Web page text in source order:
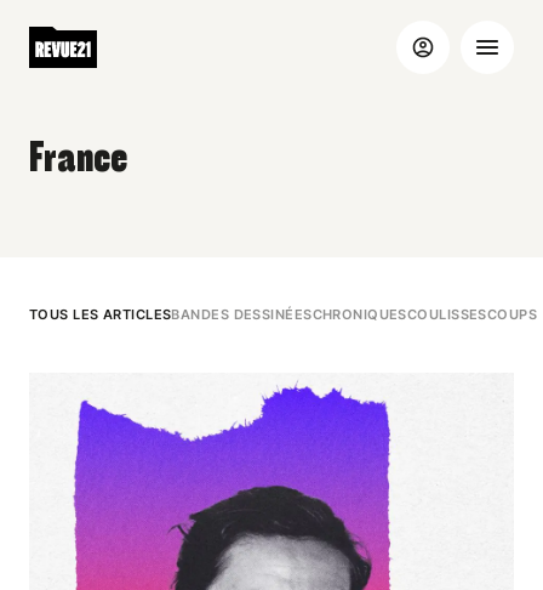
France
TOUS LES ARTICLESBANDES DESSINÉESCHRONIQUESCOULISSESCOUPS